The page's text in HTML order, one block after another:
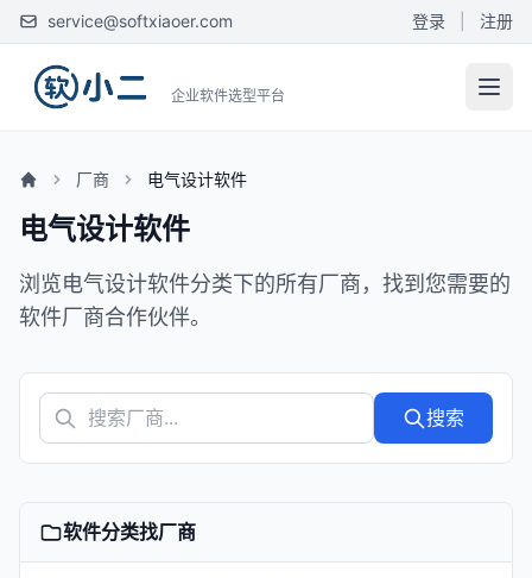
service@softxiaoer.com 登录 注册
企业软件选型平台
厂商 电气设计软件
电气设计软件
浏览电气设计软件分类下的所有厂商，找到您需要的
软件厂商合作伙伴。
搜索
软件分类找厂商